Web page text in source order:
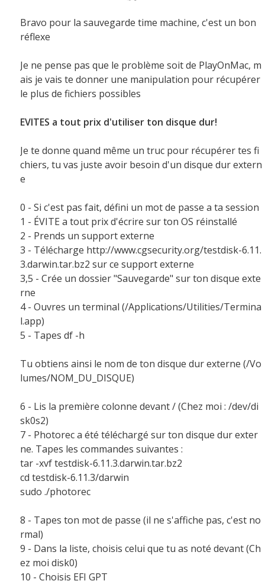
Bravo pour la sauvegarde time machine, c'est un bon
réflexe
Je ne pense pas que le problème soit de PlayOnMac, m
ais je vais te donner une manipulation pour récupérer
le plus de fichiers possibles
EVITES a tout prix d'utiliser ton disque dur!
Je te donne quand même un truc pour récupérer tes fi
chiers, tu vas juste avoir besoin d'un disque dur extern
e
0 - Si c'est pas fait, défini un mot de passe a ta session
1 - ÉVITE a tout prix d'écrire sur ton OS réinstallé
2 - Prends un support externe
3 - Télécharge http://www.cgsecurity.org/testdisk-6.11.
3.darwin.tar.bz2 sur ce support externe
3,5 - Crée un dossier "Sauvegarde" sur ton disque exte
rne
4 - Ouvres un terminal (/Applications/Utilities/Termina
l.app)
5 - Tapes df -h
Tu obtiens ainsi le nom de ton disque dur externe (/Vo
lumes/NOM_DU_DISQUE)
6 - Lis la première colonne devant / (Chez moi : /dev/di
sk0s2)
7 - Photorec a été téléchargé sur ton disque dur exter
ne. Tapes les commandes suivantes :
tar -xvf testdisk-6.11.3.darwin.tar.bz2
cd testdisk-6.11.3/darwin
sudo ./photorec
8 - Tapes ton mot de passe (il ne s'affiche pas, c'est no
rmal)
9 - Dans la liste, choisis celui que tu as noté devant (Ch
ez moi disk0)
10 - Choisis EFI GPT